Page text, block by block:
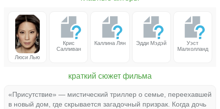
Люси Лью
Крис
Салливан
Каллина Лян Эдди Мэдэй
Уэст
Малхолланд
краткий сюжет фильма
«Присутствие» — мистический триллер о семье, переехавшей
в новый дом, где скрывается загадочный призрак. Когда дочь